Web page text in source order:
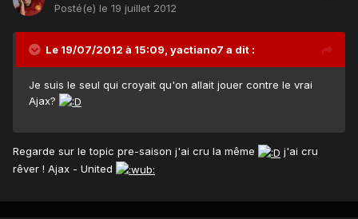
Posté(e) le 19 juillet 2012
Le 19/07/2012 à 15:09, yactiano7 a dit :
Je suis le seul qui croyait qu'on allait jouer contre le vrai
Ajax?
Regarde sur le topic pre-saison j'ai cru la même
j'ai cru
rêver ! Ajax - United